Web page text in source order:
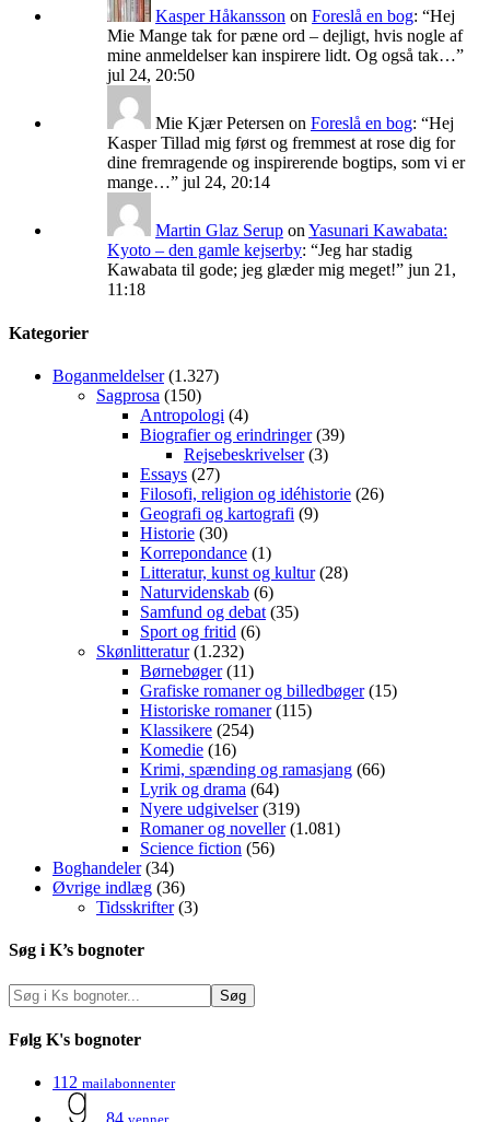
Kasper Håkansson on Foreslå en bog: “Hej
Mie Mange tak for pæne ord – dejligt, hvis nogle af
mine anmeldelser kan inspirere lidt. Og også tak…”
jul 24, 20:50
Mie Kjær Petersen on Foreslå en bog: “Hej
Kasper Tillad mig først og fremmest at rose dig for
dine fremragende og inspirerende bogtips, som vi er
mange…” jul 24, 20:14
Martin Glaz Serup onYasunari Kawabata:
Kyoto – den gamle kejserby: “Jeg har stadig
Kawabata til gode; jeg glæder mig meget!” jun 21,
11:18
Kategorier
Boganmeldelser(1.327)
Sagprosa (150)
Antropologi (4)
Biografier og erindringer(39)
Rejsebeskrivelser(3)
Essays (27)
Filosofi, religion og idéhistorie (26)
Geografi og kartografi (9)
Historie (30)
Korrepondance (1)
Litteratur, kunst og kultur(28)
Naturvidenskab (6)
Samfund og debat (35)
Sport og fritid (6)
Skønlitteratur(1.232)
Børnebøger(11)
Grafiske romaner og billedbøger(15)
Historiske romaner(115)
Klassikere (254)
Komedie (16)
Krimi, spænding og ramasjang (66)
Lyrik og drama (64)
Nyere udgivelser(319)
Romaner og noveller(1.081)
Science fiction (56)
Boghandeler(34)
Øvrige indlæg (36)
Tidsskrifter(3)
Søg i K’s bognoter
Følg K's bognoter
112 mailabonnenter
84